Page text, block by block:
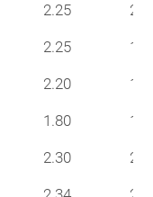
2.25 21
2.25 18
2.20 19
1.80 19
2.30 24